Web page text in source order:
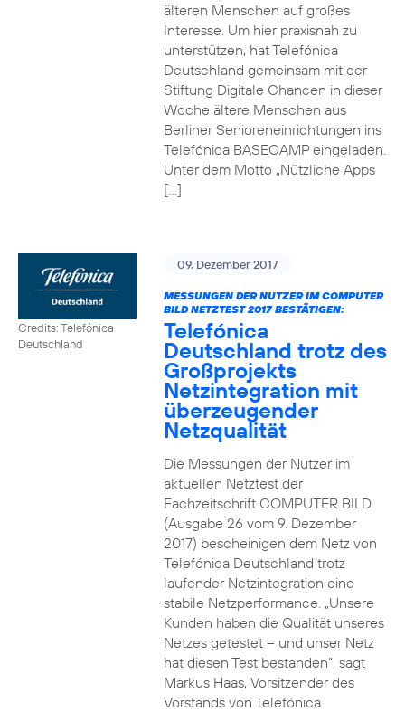
älteren Menschen auf großes
Interesse. Um hier praxisnah zu
unterstützen, hat Telefónica
Deutschland gemeinsam mit der
Stiftung Digitale Chancen in dieser
Woche ältere Menschen aus
Berliner Senioreneinrichtungen ins
Telefónica BASECAMP eingeladen.
Unter dem Motto „Nützliche Apps
[…]
Credits: Telefónica
Deutschland
09. Dezember 2017
MESSUNGEN DER NUTZER IM COMPUTER
BILD NETZTEST 2017 BESTÄTIGEN:
Telefónica
Deutschland trotz des
Großprojekts
Netzintegration mit
überzeugender
Netzqualität
Die Messungen der Nutzer im
aktuellen Netztest der
Fachzeitschrift COMPUTER BILD
(Ausgabe 26 vom 9. Dezember
2017) bescheinigen dem Netz von
Telefónica Deutschland trotz
laufender Netzintegration eine
stabile Netzperformance. „Unsere
Kunden haben die Qualität unseres
Netzes getestet – und unser Netz
hat diesen Test bestanden“, sagt
Markus Haas, Vorsitzender des
Vorstands von Telefónica